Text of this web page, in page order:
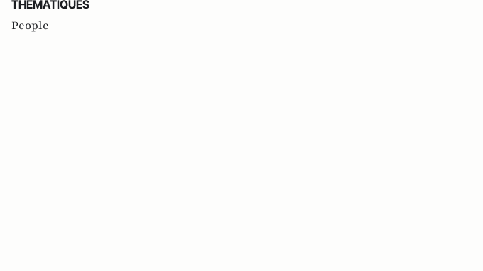
THEMATIQUES
People